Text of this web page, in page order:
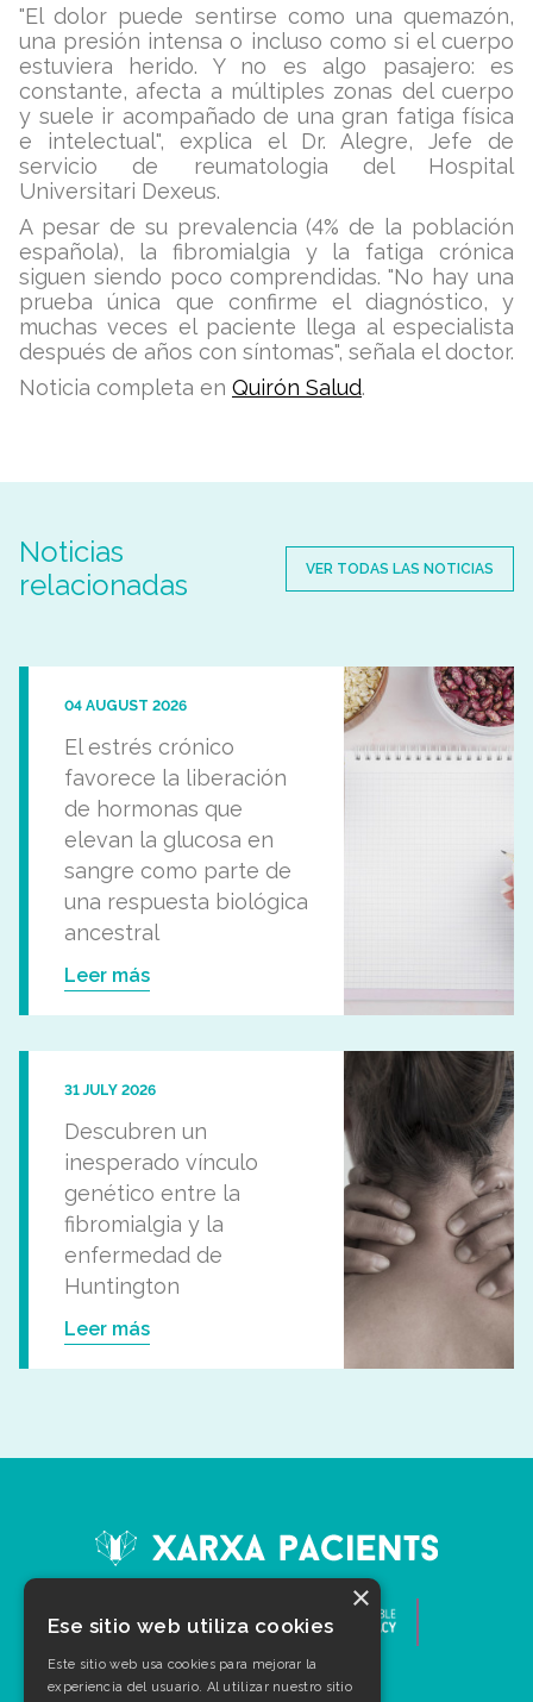
"El dolor puede sentirse como una quemazón,
una presión intensa o incluso como si el cuerpo
estuviera herido. Y no es algo pasajero: es
constante, afecta a múltiples zonas del cuerpo
y suele ir acompañado de una gran fatiga física
e intelectual", explica el Dr. Alegre, Jefe de
servicio de reumatologia del Hospital
Universitari Dexeus.
A pesar de su prevalencia (4% de la población
española), la fibromialgia y la fatiga crónica
siguen siendo poco comprendidas. "No hay una
prueba única que confirme el diagnóstico, y
muchas veces el paciente llega al especialista
después de años con síntomas", señala el doctor.
Noticia completa en Quirón Salud.
Noticias
relacionadas
VER TODAS LAS NOTICIAS
04 AUGUST 2026
El estrés crónico
favorece la liberación
de hormonas que
elevan la glucosa en
sangre como parte de
una respuesta biológica
ancestral
Leer más
31 JULY 2026
Descubren un
inesperado vínculo
genético entre la
fibromialgia y la
enfermedad de
Huntington
Leer más
×
Ese sitio web utiliza cookies
Este sitio web usa cookies para mejorar la
experiencia del usuario. Al utilizar nuestro sitio